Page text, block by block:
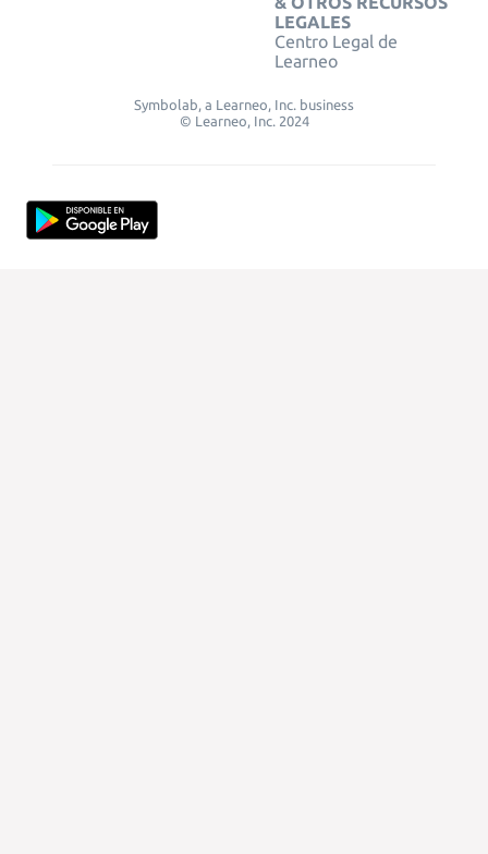
LEGALES
Centro Legal de
Learneo
Symbolab, a Learneo, Inc. business
© Learneo, Inc. 2024